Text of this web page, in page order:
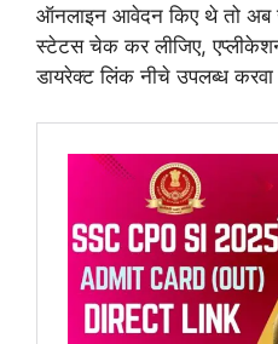
ऑनलाइन आवेदन किए थे तो अब
स्टेटस चेक कर लीजिए,
डायरेक्ट लिंक नीचे उपलब्ध करवा